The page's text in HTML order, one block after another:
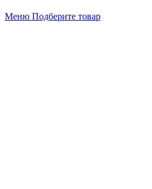
Меню Подберите товар